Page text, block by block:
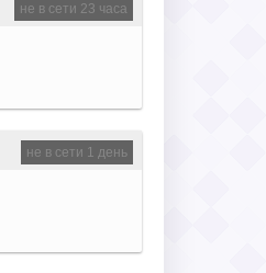
не в сети 23 часа
не в сети 1 день